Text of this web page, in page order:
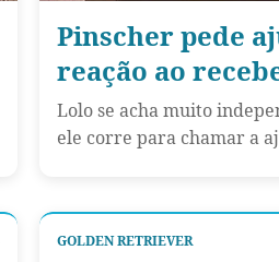
Pinscher pede
reação ao
Lolo se acha muito
ele corre para chamar a
GOLDEN RETRIEVER